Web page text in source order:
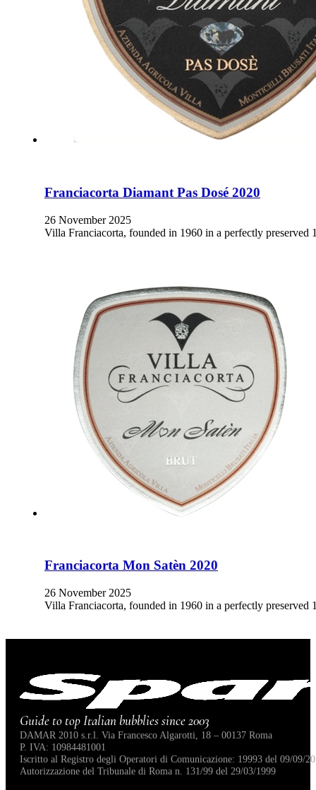
Franciacorta Diamant Pas Dosé 2020
26 November 2025
Villa Franciacorta, founded in 1960 in a perfectly
Franciacorta Mon Satèn 2020
26 November 2025
Villa Franciacorta, founded in 1960 in a perfectly
Guide to top Italian bubblies since 2003
DAMAR 2010 s.r.l. Via Francesco Algarotti, 18 – 00137 Roma
P. IVA: 10984481001
Iscritto al Registro degli Operatori di Comunicazione: 19993 del 09/09/
Autorizzazione del Tribunale di Roma n. 131/99 del 29/03/1999